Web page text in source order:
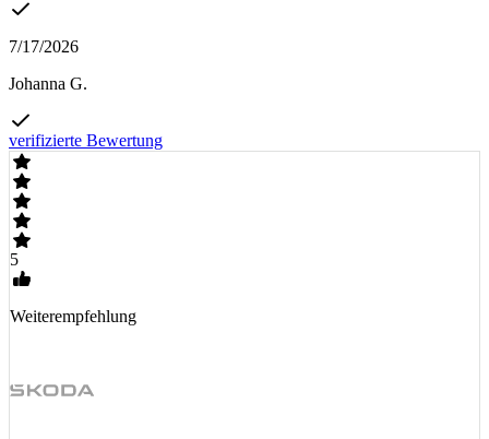
7/17/2026
Johanna G.
verifizierte Bewertung
5
Weiterempfehlung